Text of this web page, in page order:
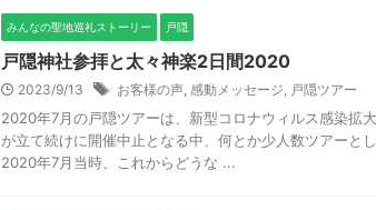
みんなの聖地巡礼ストーリー 戸隠
戸隠神社参拝と太々神楽2日間2020
2023/9/13 お客様の声, 感動メッセージ, 戸隠ツアー
2020年7月の戸隠ツアーは、新型コロナウィルス感染拡
が立て続けに開催中止となる中、何とか少人数ツアーと
2020年7月当時、これからどうな ...